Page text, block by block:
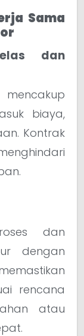
Sama
dan
biaya,
Kontrak
dan
dengan
rencana
atau